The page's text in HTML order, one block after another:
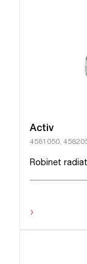
Activ
4581050,
Robinet
›